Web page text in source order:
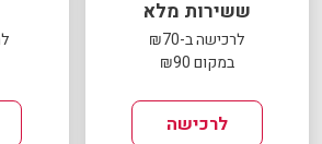
ששירות מלא
לרכישה ב-₪70
במקום ₪90
לרכישה